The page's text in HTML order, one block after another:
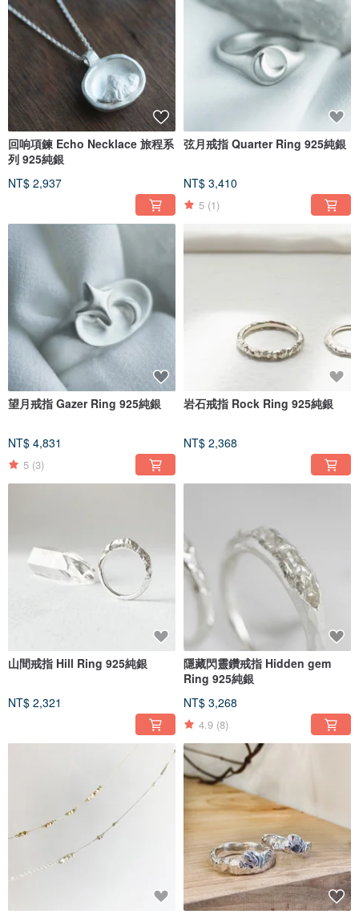
回响項鍊 Echo Necklace 旅程系
列 925純銀
NT$ 2,937
弦月戒指 Quarter Ring 925純銀
NT$ 3,410
5 (1)
望月戒指 Gazer Ring 925純銀
NT$ 4,831
5 (3)
岩石戒指 Rock Ring 925純銀
NT$ 2,368
山間戒指 Hill Ring 925純銀
NT$ 2,321
隱藏閃靈鑽戒指 Hidden gem
Ring 925純銀
NT$ 3,268
4.9 (8)